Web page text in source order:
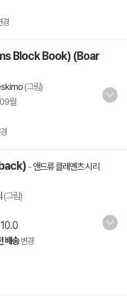
경
Block Book) (Boar
(그림)
월
- 앤드류 클레멘츠 시리
(그림)
10.0
배송 변경